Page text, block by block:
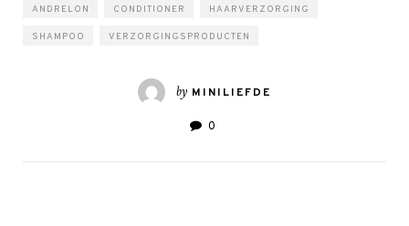
ANDRELON CONDITIONER HAARVERZORGING
SHAMPOO VERZORGINGSPRODUCTEN
by MINILIEFDE
0